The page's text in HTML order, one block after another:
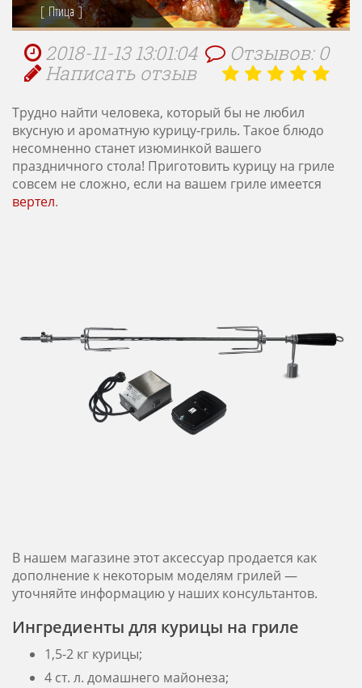
Птица
2018-11-13 13:01:04
Отзывов: 0
Написать отзыв
Трудно найти человека, который бы не любил
вкусную и ароматную курицу-гриль. Такое блюдо
несомненно станет изюминкой вашего
праздничного стола! Приготовить курицу на гриле
совсем не сложно, если на вашем гриле имеется
вертел.
В нашем магазине этот аксессуар продается как
дополнение к некоторым моделям грилей —
уточняйте информацию у наших консультантов.
Ингредиенты для курицы на гриле
1,5-2 кг курицы;
4 ст. л. домашнего майонеза;